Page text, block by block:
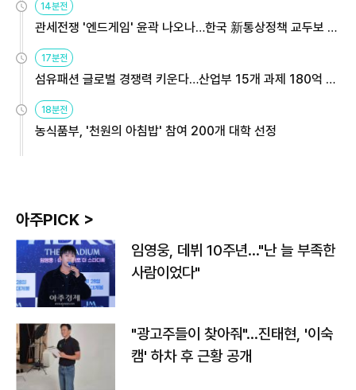
14분전
관세전쟁 '엔드게임' 윤곽 나오나…한국 新통상정책 교두보 활
용해야
17분전
섬유패션 글로벌 경쟁력 키운다…산업부 15개 과제 180억 지
원
18분전
농식품부, '천원의 아침밥' 참여 200개 대학 선정
아주PICK >
임영웅, 데뷔 10주년…"난 늘 부족한
사람이었다"
"광고주들이 찾아줘"…진태현, '이숙
캠' 하차 후 근황 공개